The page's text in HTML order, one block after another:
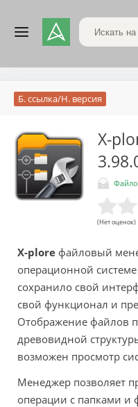
Поиск по
Б. ссылка/Н. версия
X-
(Нет оценок)
X-plore файловый
операционной системе
сохранило свой
свой функционал и
Отображение файлов
древовидной
возможен просмотр
Менеджер позволяет
операции с папками